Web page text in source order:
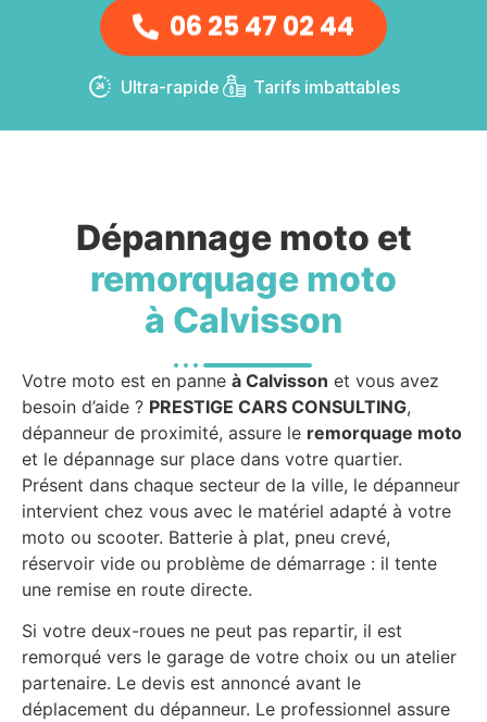
06 25 47 02 44
Ultra-rapide Tarifs imbattables
Dépannage moto et
remorquage moto
à Calvisson
Votre moto est en panne à Calvisson et vous avez
besoin d’aide ? PRESTIGE CARS CONSULTING,
dépanneur de proximité, assure le remorquage moto
et le dépannage sur place dans votre quartier.
Présent dans chaque secteur de la ville, le dépanneur
intervient chez vous avec le matériel adapté à votre
moto ou scooter. Batterie à plat, pneu crevé,
réservoir vide ou problème de démarrage : il tente
une remise en route directe.
Si votre deux-roues ne peut pas repartir, il est
remorqué vers le garage de votre choix ou un atelier
partenaire. Le devis est annoncé avant le
déplacement du dépanneur. Le professionnel assure